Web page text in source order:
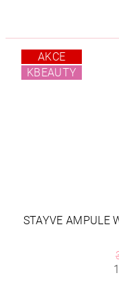
AKCE
KBEAUTY
STAYVE AMPULE